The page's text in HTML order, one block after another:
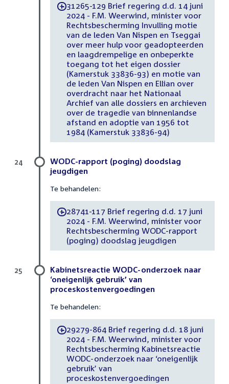
-31265-129 Brief regering d.d. 14 juni
2024 - F.M. Weerwind, minister voor
Rechtsbescherming Invulling motie
van de leden Van Nispen en Tseggai
over meer hulp voor geadopteerden
en laagdrempelige en onbeperkte
toegang tot het eigen dossier
(Kamerstuk 33836-93) en motie van
de leden Van Nispen en Ellian over
overdracht naar het Nationaal
Archief van alle dossiers en archieven
over de tragedie van binnenlandse
afstand en adoptie van 1956 tot
1984 (Kamerstuk 33836-94)
WODC-rapport (poging) doodslag
jeugdigen
Te behandelen:
-28741-117 Brief regering d.d. 17 juni
2024 - F.M. Weerwind, minister voor
Rechtsbescherming WODC-rapport
(poging) doodslag jeugdigen
24
Kabinetsreactie WODC-onderzoek naar
‘oneigenlijk gebruik’ van
proceskostenvergoedingen
Te behandelen:
-29279-864 Brief regering d.d. 18 juni
2024 - F.M. Weerwind, minister voor
Rechtsbescherming Kabinetsreactie
WODC-onderzoek naar ‘oneigenlijk
gebruik’ van
proceskostenvergoedingen
25